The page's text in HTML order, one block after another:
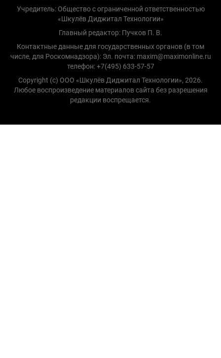
Учредитель: Общество с ограниченной ответственностью
«Шкулёв Диджитал Технологии»
Главный редактор: Пучков П. В.
Контактные данные для государственных органов (в том
числе, для Роскомнадзора): Эл. почта: maxim@maximonline.ru
телефон: +7(495) 633-57-57
Copyright (с) ООО «Шкулёв Диджитал Технологии», 2026.
Любое воспроизведение материалов сайта без разрешения
редакции воспрещается.